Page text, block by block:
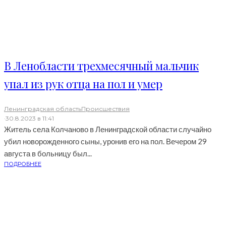
В Ленобласти трехмесячный мальчик
упал из рук отца на пол и умер
Ленинградская областьПроисшествия
·30.8.2023 в 11:41
Житель села Колчаново в Ленинградской области случайно
убил новорожденного сыны, уронив его на пол. Вечером 29
августа в больницу был...
ПОДРОБНЕЕ